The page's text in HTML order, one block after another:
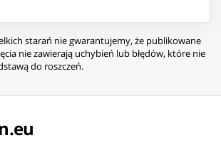
starań nie gwarantujemy, że publikowane
nie zawierają uchybień lub błędów, które nie
do roszczeń.